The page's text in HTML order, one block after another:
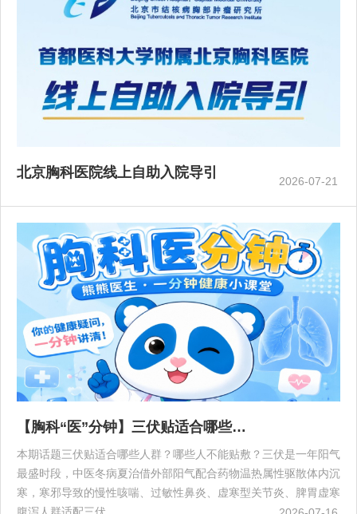
2026-07-21
北京胸科医院线上自助入院导引
【胸科“医”分钟】三伏贴适合哪些…
本期话题三伏贴适合哪些人群？哪些人不能贴敷？三伏是一年阳气
最盛时段，中医冬病夏治借外部阳气配合药物温热属性驱散体内沉
寒，寒邪导致的慢性咳喘、过敏性鼻炎、虚寒型关节炎、脾胃虚寒
腹泻人群适配三伏…